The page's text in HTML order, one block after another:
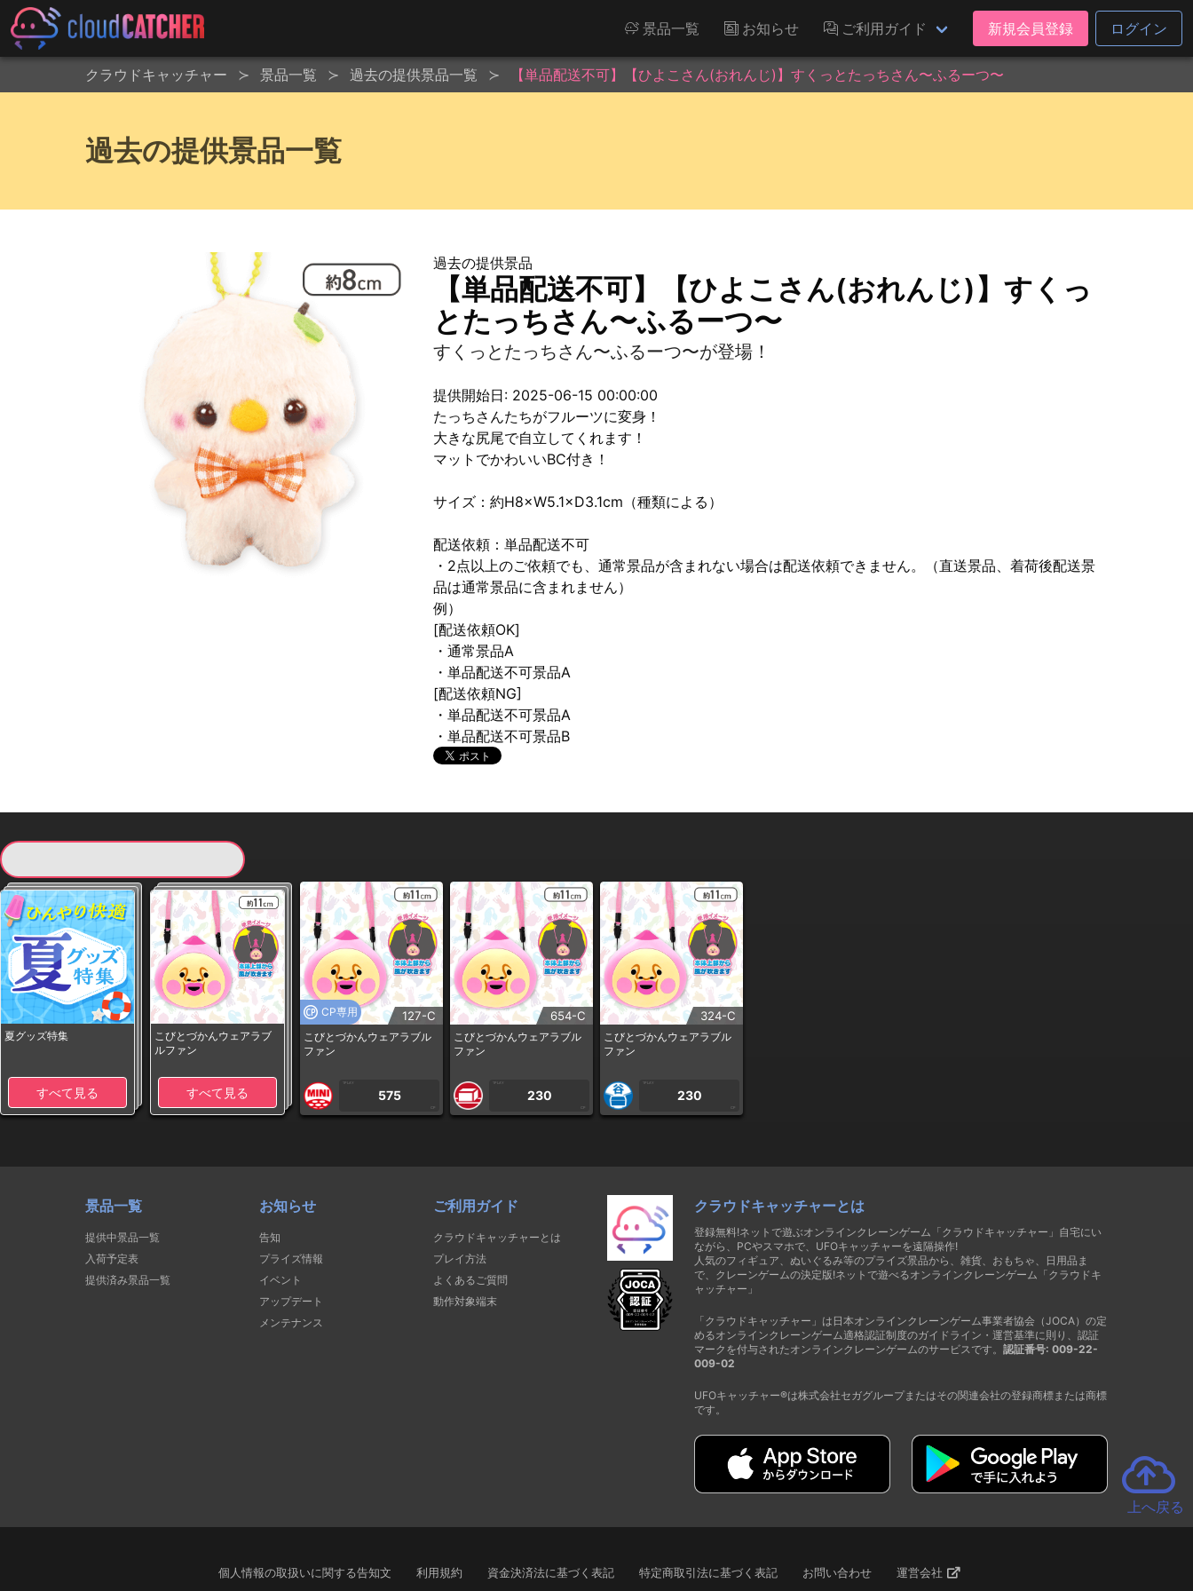
景品一覧 お知らせ ご利用ガイド 新規会員登録 ログイン
クラウドキャッチャー 景品一覧 過去の提供景品一覧 【単品配送不可】【ひよこさん(おれんじ)】すくっとたっちさん〜ふるーつ〜
過去の提供景品一覧
過去の提供景品
【単品配送不可】【ひよこさん(おれんじ)】すくっ
とたっちさん〜ふるーつ〜
すくっとたっちさん〜ふるーつ〜が登場！
提供開始日: 2025-06-15 00:00:00
たっちさんたちがフルーツに変身！
大きな尻尾で自立してくれます！
マットでかわいいBC付き！
サイズ：約H8×W5.1×D3.1cm（種類による）
配送依頼：単品配送不可
・2点以上のご依頼でも、通常景品が含まれない場合は配送依頼できません。（直送景品、着荷後配送景
品は通常景品に含まれません）
例）
[配送依頼OK]
・通常景品A
・単品配送不可景品A
[配送依頼NG]
・単品配送不可景品A
・単品配送不可景品B
夏グッズ特集
すべて見る
こびとづかんウェアラブ
ルファン
すべて見る
CP専用 127-C
こびとづかんウェアラブル
ファン
1PLAY
575
CP
654-C
こびとづかんウェアラブル
ファン
1PLAY
230
CP
324-C
こびとづかんウェアラブル
ファン
1PLAY
230
CP
景品一覧
提供中景品一覧
入荷予定表
提供済み景品一覧
お知らせ
告知
プライズ情報
イベント
アップデート
メンテナンス
ご利用ガイド
クラウドキャッチャーとは
プレイ方法
よくあるご質問
動作対象端末
クラウドキャッチャーとは
登録無料!ネットで遊ぶオンラインクレーンゲーム「クラウドキャッチャー」自宅にい
ながら、PCやスマホで、UFOキャッチャーを遠隔操作!
人気のフィギュア、ぬいぐるみ等のプライズ景品から、雑貨、おもちゃ、日用品ま
で、クレーンゲームの決定版!ネットで遊べるオンラインクレーンゲーム「クラウドキ
ャッチャー」
「クラウドキャッチャー」は日本オンラインクレーンゲーム事業者協会（JOCA）の定
めるオンラインクレーンゲーム適格認証制度のガイドライン・運営基準に則り、認証
マークを付与されたオンラインクレーンゲームのサービスです。 認証番号: 009-22-
009-02
UFOキャッチャー®は株式会社セガグループまたはその関連会社の登録商標または商標
です。
上へ戻る
個人情報の取扱いに関する告知文 利用規約 資金決済法に基づく表記 特定商取引法に基づく表記 お問い合わせ 運営会社